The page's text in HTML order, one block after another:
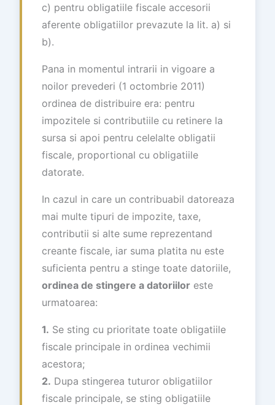
c) pentru obligatiile fiscale accesorii
aferente obligatiilor prevazute la lit. a) si
b).
Pana in momentul intrarii in vigoare a
noilor prevederi (1 octombrie 2011)
ordinea de distribuire era: pentru
impozitele si contributiile cu retinere la
sursa si apoi pentru celelalte obligatii
fiscale, proportional cu obligatiile
datorate.
In cazul in care un contribuabil datoreaza
mai multe tipuri de impozite, taxe,
contributii si alte sume reprezentand
creante fiscale, iar suma platita nu este
suficienta pentru a stinge toate datoriile,
ordinea de stingere a datoriilor este
urmatoarea:
1. Se sting cu prioritate toate obligatiile
fiscale principale in ordinea vechimii
acestora;
2. Dupa stingerea tuturor obligatiilor
fiscale principale, se sting obligatiile